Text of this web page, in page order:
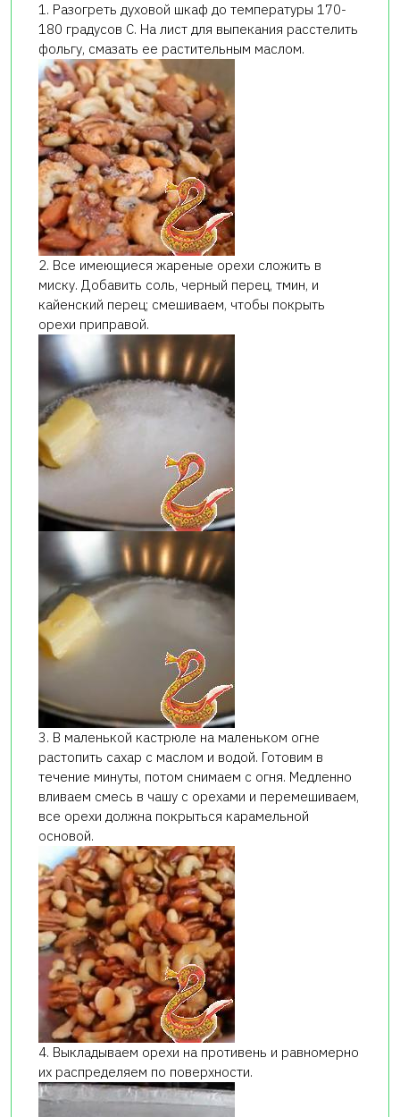
1. Разогреть духовой шкаф до температуры 170-
180 градусов С. На лист для выпекания расстелить
фольгу, смазать ее растительным маслом.
2. Все имеющиеся жареные орехи сложить в
миску. Добавить соль, черный перец, тмин, и
кайенский перец; смешиваем, чтобы покрыть
орехи приправой.
3. В маленькой кастрюле на маленьком огне
растопить сахар с маслом и водой. Готовим в
течение минуты, потом снимаем с огня. Медленно
вливаем смесь в чашу с орехами и перемешиваем,
все орехи должна покрыться карамельной
основой.
4. Выкладываем орехи на противень и равномерно
их распределяем по поверхности.